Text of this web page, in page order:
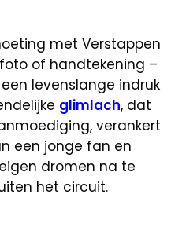
met Verstappen
of handtekening –
levenslange indruk
glimlach, dat
verankert
een jonge fan en
dromen na te
het circuit.